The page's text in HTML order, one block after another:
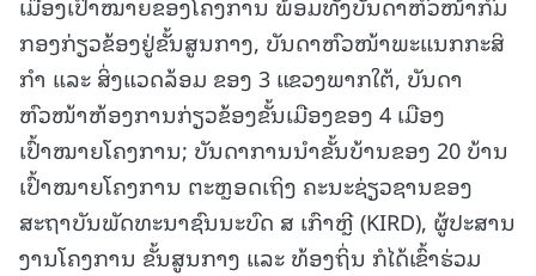
ກອງກ່ຽວຂ້ອງຢູ່ຂັ້ນສູນກາງ, ບັນດາຫົວໜ້າພະແນກກະສິ
ກໍາ ແລະ ສິ່ງແວດລ້ອມ ຂອງ 3 ແຂວງພາກໃຕ້, ບັນດາ
ຫົວໜ້າຫ້ອງການກ່ຽວຂ້ອງຂັ້ນເມືອງຂອງ 4 ເມືອງ
ເປົ້າໝາຍໂຄງການ; ບັນດາການນໍາຂັ້ນບ້ານຂອງ 20 ບ້ານ
ເປົ້າໝາຍໂຄງການ ຕະຫຼອດເຖິງ ຄະນະຊ່ຽວຊານຂອງ
ສະຖາບັນພັດທະນາຊົນນະບົດ ສ ເກົາຫຼີ (KIRD), ຜູ້ປະສານ
ງານໂຄງການ ຂັ້ນສູນກາງ ແລະ ທ້ອງຖິ່ນ ກໍໄດ້ເຂົ້າຮ່ວມ